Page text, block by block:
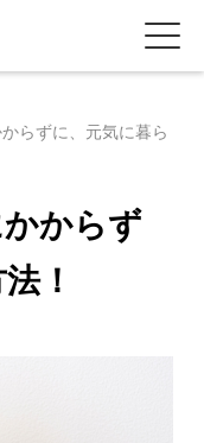
らずに、元気に暮ら
かからず
！